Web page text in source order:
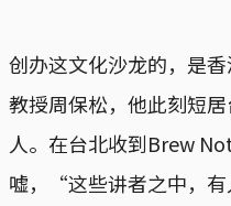
创办这文化沙龙的，是
教授周保松，他此刻短
人。在台北收到Brew
嘘，“这些讲者之中，